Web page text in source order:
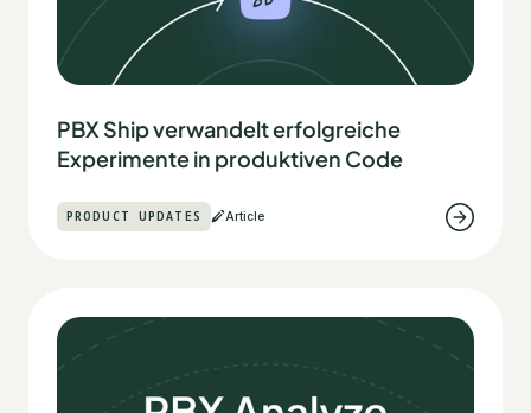
PBX Ship verwandelt erfolgreiche
Experimente in produktiven Code
PRODUCT UPDATES Article